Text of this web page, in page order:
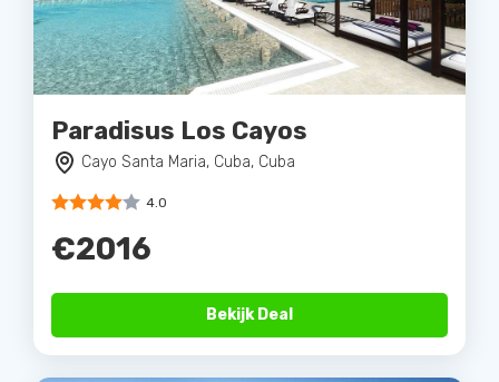
Paradisus Los Cayos
Cayo Santa Maria, Cuba, Cuba
4.0
€2016
Bekijk Deal